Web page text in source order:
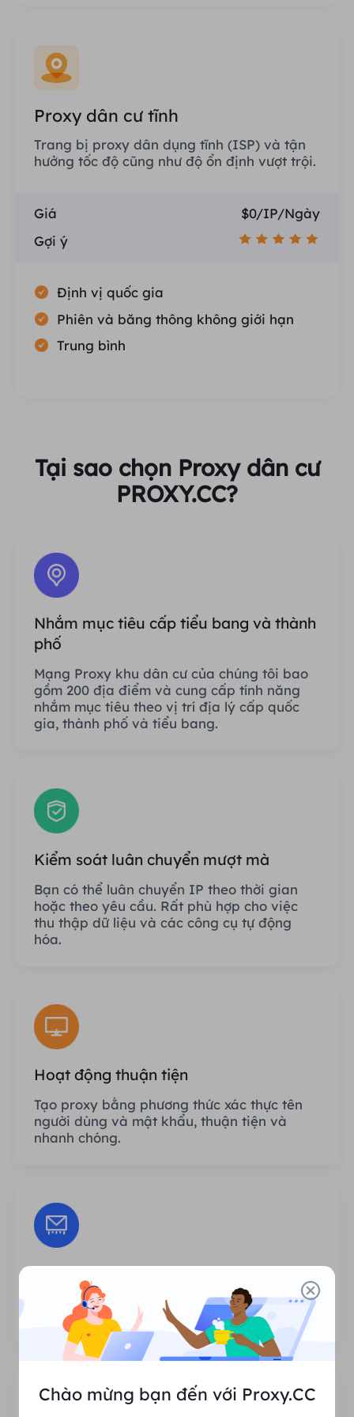
Proxy dân cư tĩnh
Trang bị proxy dân dụng tĩnh (ISP) và tận
hưởng tốc độ cũng như độ ổn định vượt trội.
Giá
$0/IP/Ngày
Gợi ý
Định vị quốc gia
Phiên và băng thông không giới hạn
Trung bình
Tại sao chọn Proxy dân cư
PROXY.CC?
Nhắm mục tiêu cấp tiểu bang và thành
phố
Mạng Proxy khu dân cư của chúng tôi bao
gồm 200 địa điểm và cung cấp tính năng
nhắm mục tiêu theo vị trí địa lý cấp quốc
gia, thành phố và tiểu bang.
Kiểm soát luân chuyển mượt mà
Bạn có thể luân chuyển IP theo thời gian
hoặc theo yêu cầu. Rất phù hợp cho việc
thu thập dữ liệu và các công cụ tự động
hóa.
Hoạt động thuận tiện
Tạo proxy bằng phương thức xác thực tên
người dùng và mật khẩu, thuận tiện và
nhanh chóng.
Không có giới hạn về số lần sử dụng hoặc
tần suất gọi proxy.
Chào mừng bạn đến với Proxy.CC